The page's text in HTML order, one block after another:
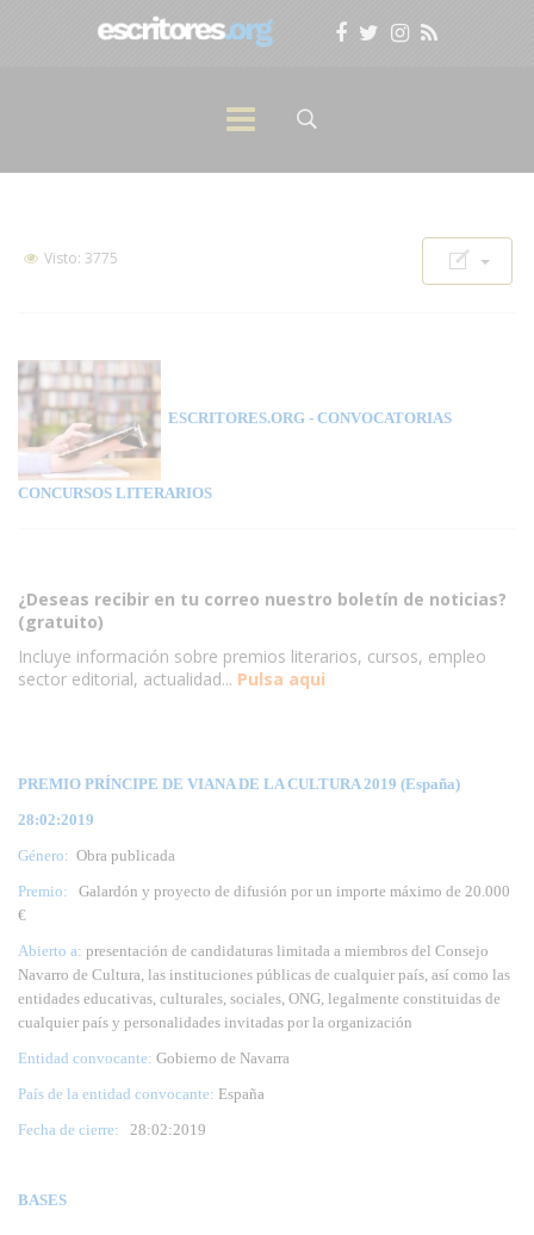
Visto: 3775
ESCRITORES.ORG - CONVOCATORIAS
CONCURSOS LITERARIOS
¿Deseas recibir en tu correo nuestro boletín de noticias?
(gratuito)
Incluye información sobre premios literarios, cursos, empleo
sector editorial, actualidad... Pulsa aqui
PREMIO PRÍNCIPE DE VIANA DE LA CULTURA 2019 (España)
28:02:2019
Género: Obra publicada
Premio:
Galardón y proyecto de difusión por un importe máximo de 20.000
€
Abierto a: presentación de candidaturas limitada a miembros del Consejo
Navarro de Cultura, las instituciones públicas de cualquier país, así como las
entidades educativas, culturales, sociales, ONG, legalmente constituidas de
cualquier país y personalidades invitadas por la organización
Entidad convocante: Gobierno de Navarra
País de la entidad convocante: España
Fecha de cierre: 28:02:2019
BASES